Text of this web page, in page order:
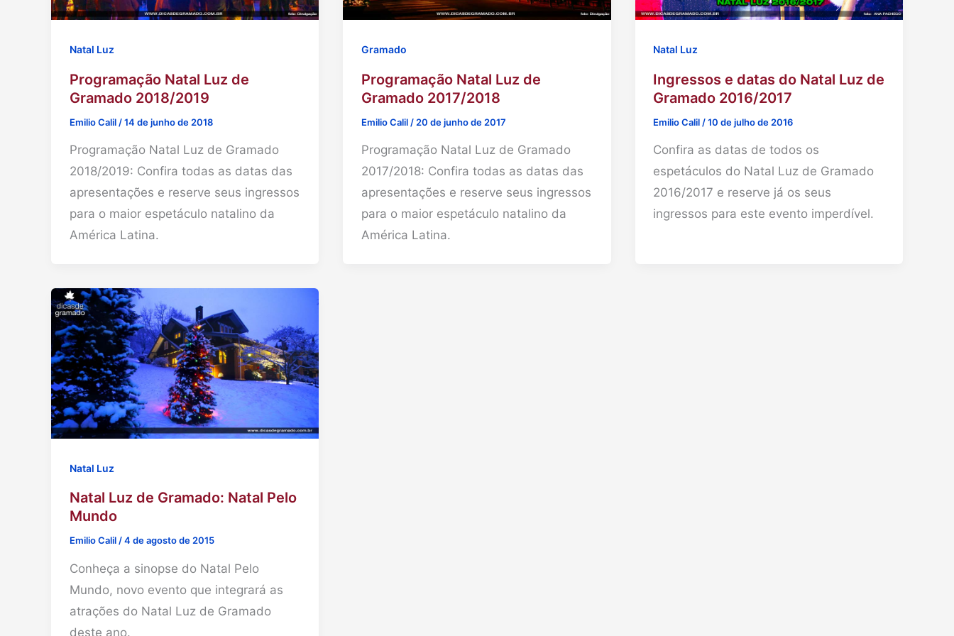
Natal Luz
Programação Natal Luz de
Gramado 2018/2019
Emilio Calil /14 de junho de 2018
Programação Natal Luz de Gramado
2018/2019: Confira todas as datas das
apresentações e reserve seus ingressos
para o maior espetáculo natalino da
América Latina.
Gramado
Programação Natal Luz de
Gramado 2017/2018
Emilio Calil / 20 de junho de 2017
Programação Natal Luz de Gramado
2017/2018: Confira todas as datas das
apresentações e reserve seus ingressos
para o maior espetáculo natalino da
América Latina.
Natal Luz
Ingressos e datas do Natal Luz de
Gramado 2016/2017
Emilio Calil /10 de julho de 2016
Confira as datas de todos os
espetáculos do Natal Luz de Gramado
2016/2017 e reserve já os seus
ingressos para este evento imperdível.
Natal Luz
Natal Luz de Gramado: Natal Pelo
Mundo
Emilio Calil /4 de agosto de 2015
Conheça a sinopse do Natal Pelo
Mundo, novo evento que integrará as
atrações do Natal Luz de Gramado
deste ano.